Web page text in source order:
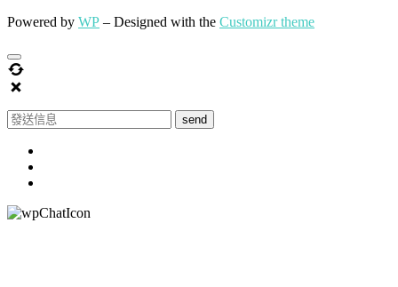
Powered by WP – Designed with the Customizr theme
send